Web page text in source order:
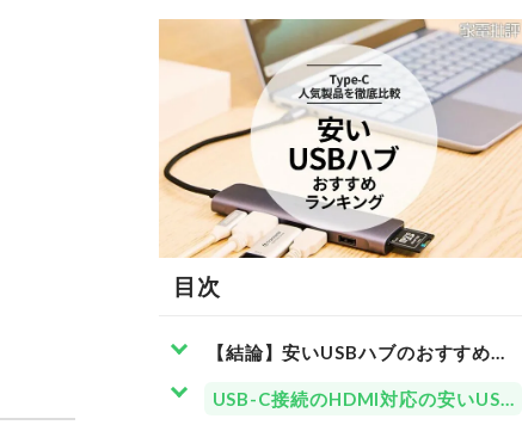
目次
【結論】安いUSBハブのおすすめ
USB-C接続のHDMI対応の安いUSB